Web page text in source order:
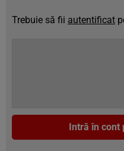
Trebuie să fii autentificat
Intră în